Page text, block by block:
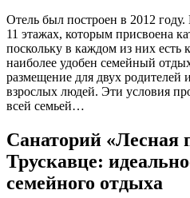
Отель был построен в 2012 году.
11 этажах, которым присвоена
поскольку в каждом из них есть
наиболее удобен семейный
размещение для двух родителей
взрослых людей. Эти условия
всей семьей…
Санаторий «Лесная
Трускавце:
семейного отдыха